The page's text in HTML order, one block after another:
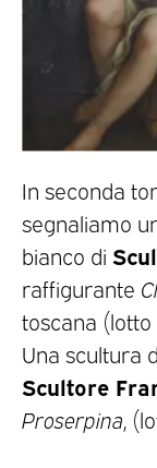
In seconda
segnaliamo
bianco di
raffigurante
toscana (lotto
Una scultura
Scultore
Proserpina ,